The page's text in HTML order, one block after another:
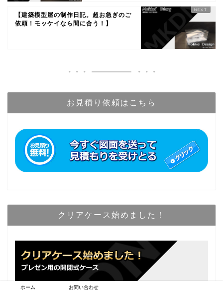
【建築模型屋の制作日記。超お急ぎのご
依頼！モッケイなら間に合う！】
お見積り依頼はこちら
クリアケース始めました！
ホーム お問い合わせ